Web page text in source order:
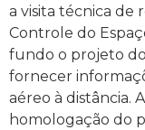
a visita técnica
Controle do
fundo o projeto
fornecer
aéreo à distância.
homologação do